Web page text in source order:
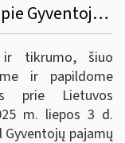
Dėl informacinio pranešimo apie Gyventojų pajamų mokesčio įstatymo pakeitimus nuo 2026 m. patikslinimo
ir tikrumo, šiuo
ir papildome
prie Lietuvos
m. liepos 3 d.
Gyventojų pajamų